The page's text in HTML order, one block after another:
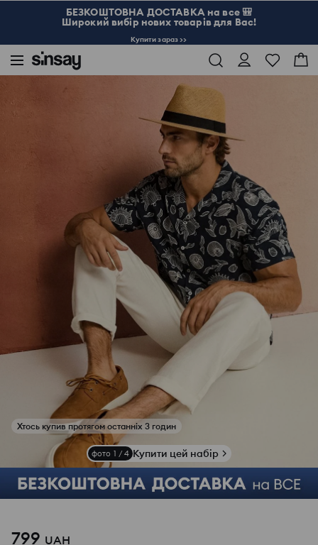
БЕЗКОШТОВНА ДОСТАВКА на все 🎒
Широкий вибір нових товарів для Вас!
Купити зараз >>
Мокасини на шнурівці зі штучного нубуку
фото 1 / 4 Купити цей набір
799 UAH